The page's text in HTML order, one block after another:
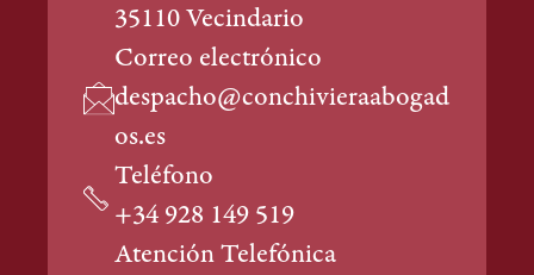
35110 Vecindario
Correo electrónico
despacho@conchivieraabogad
os.es
Teléfono
+34 928 149 519
Atención Telefónica